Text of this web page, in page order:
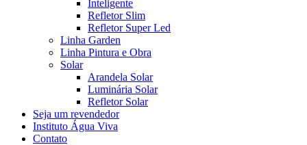
Inteligente
Refletor Slim
Refletor Super Led
Linha Garden
Linha Pintura e Obra
Solar
Arandela Solar
Luminária Solar
Refletor Solar
Seja um revendedor
Instituto Água Viva
Contato